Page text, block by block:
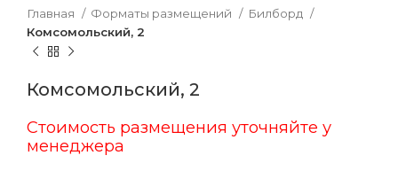
Главная Форматы размещений
Билборд
Комсомольский, 2
Комсомольский, 2
Стоимость размещения уточняйте у
менеджера